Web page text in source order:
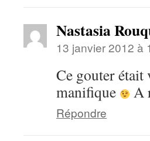
Nastasia
13 janvier 2012 à
Ce gouter était
manifique
A
Répondre